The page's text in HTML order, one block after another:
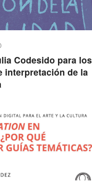
Codesido para los
interpretación de la